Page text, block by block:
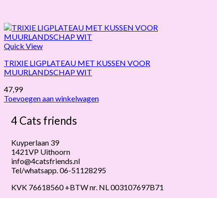
Quick View
TRIXIE LIGPLATEAU MET KUSSEN VOOR
MUURLANDSCHAP WIT
47,99
Toevoegen aan winkelwagen
4 Cats friends
Kuyperlaan 39
1421VP Uithoorn
info@4catsfriends.nl
Tel/whatsapp. 06-51128295
KVK 76618560 +BTW nr. NL 003107697B71